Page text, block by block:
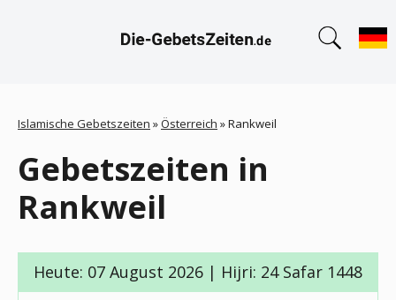
Islamische Gebetszeiten »Österreich »Rankweil
Gebetszeiten in
Rankweil
Heute: 07 August 2026 | Hijri: 24 Safar 1448